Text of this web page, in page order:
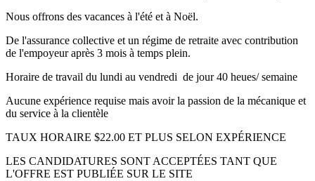
Nous offrons des vacances à l'été et à Noël.
De l'assurance collective et un régime de retraite avec contribution
de l'empoyeur après 3 mois à temps plein.
Horaire de travail du lundi au vendredi de jour 40 heues/ semaine
Aucune expérience requise mais avoir la passion de la mécanique et
du service à la clientèle
TAUX HORAIRE $22.00 ET PLUS SELON EXPÉRIENCE
LES CANDIDATURES SONT ACCEPTÉES TANT QUE
L'OFFRE EST PUBLIÉE SUR LE SITE